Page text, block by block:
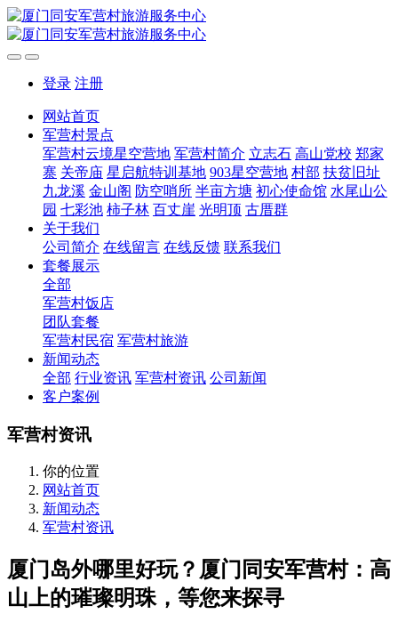
登录 注册
网站首页
军营村景点
军营村云境星空营地 军营村简介 立志石 高山党校 郑家
寨 关帝庙 星启航特训基地 903星空营地 村部 扶贫旧址
九龙溪 金山阁 防空哨所 半亩方塘 初心使命馆 水尾山公
园 七彩池 柿子林 百丈崖 光明顶 古厝群
关于我们
公司简介 在线留言 在线反馈 联系我们
套餐展示
全部
军营村饭店
团队套餐
军营村民宿 军营村旅游
新闻动态
全部 行业资讯 军营村资讯 公司新闻
客户案例
军营村资讯
你的位置
网站首页
新闻动态
军营村资讯
厦门岛外哪里好玩？厦门同安军营村：高
山上的璀璨明珠，等您来探寻